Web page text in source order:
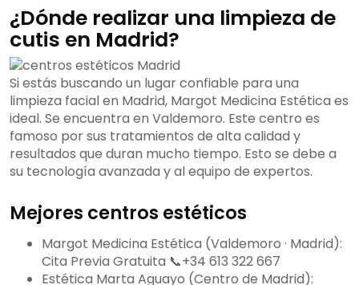
¿Dónde realizar una limpieza de
cutis en Madrid?
Si estás buscando un lugar confiable para una
limpieza facial en Madrid, Margot Medicina Estética es
ideal. Se encuentra en Valdemoro. Este centro es
famoso por sus tratamientos de alta calidad y
resultados que duran mucho tiempo. Esto se debe a
su tecnología avanzada y al equipo de expertos.
Mejores centros estéticos
Margot Medicina Estética (Valdemoro · Madrid):
Cita Previa Gratuita 📞+34 613 322 667
Estética Marta Aguayo (Centro de Madrid):